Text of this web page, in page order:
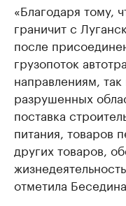
«Благодаря тому,
граничит с
после
грузопоток
направлениям,
разрушенных
поставка
питания, товаров
других товаров,
отметила